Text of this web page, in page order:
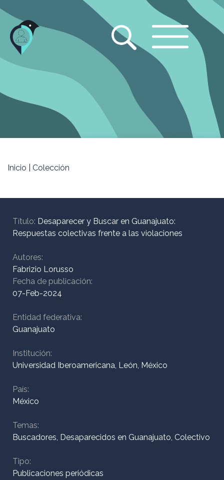
Jump
navigation
Inicio
somos?
ODIM
Colección
Contacto
Inicio Colección
Título: Desaparecer y Buscar en Guanajuato:
Respuestas colectivas frente a las violaciones
Autores:
Fabrizio Lorusso
Fecha de publicación:
07-Feb-2024
Entidad federativa:
Guanajuato
Institución:
Universidad Iberoamericana, León, México
País:
México
Temas:
Buscadores, Desaparecidos en Guanajuato, Colectivo
Tipo:
Publicaciones periódicas